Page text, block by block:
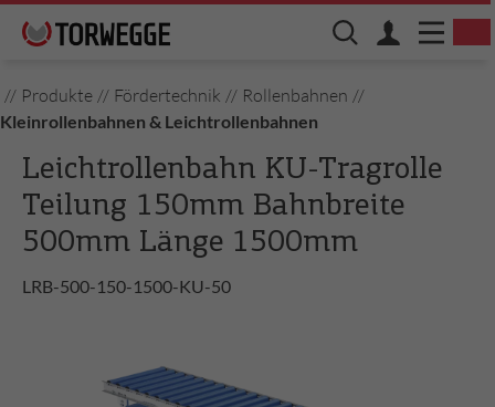
// Produkte // Fördertechnik // Rollenbahnen //
Kleinrollenbahnen & Leichtrollenbahnen
Leichtrollenbahn KU-Tragrolle
Teilung 150mm Bahnbreite
500mm Länge 1500mm
LRB-500-150-1500-KU-50